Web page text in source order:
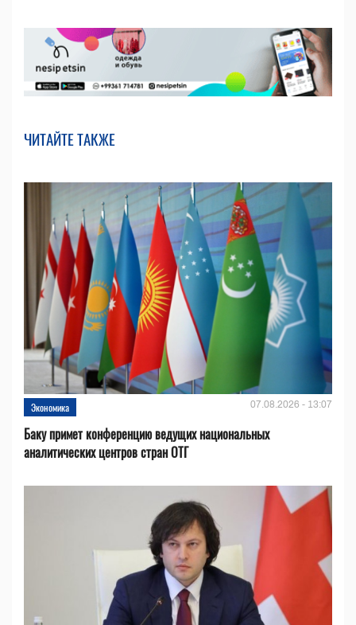
ЧИТАЙТЕ ТАКЖЕ
Экономика 07.08.2026 - 13:07
Баку примет конференцию ведущих национальных
аналитических центров стран ОТГ